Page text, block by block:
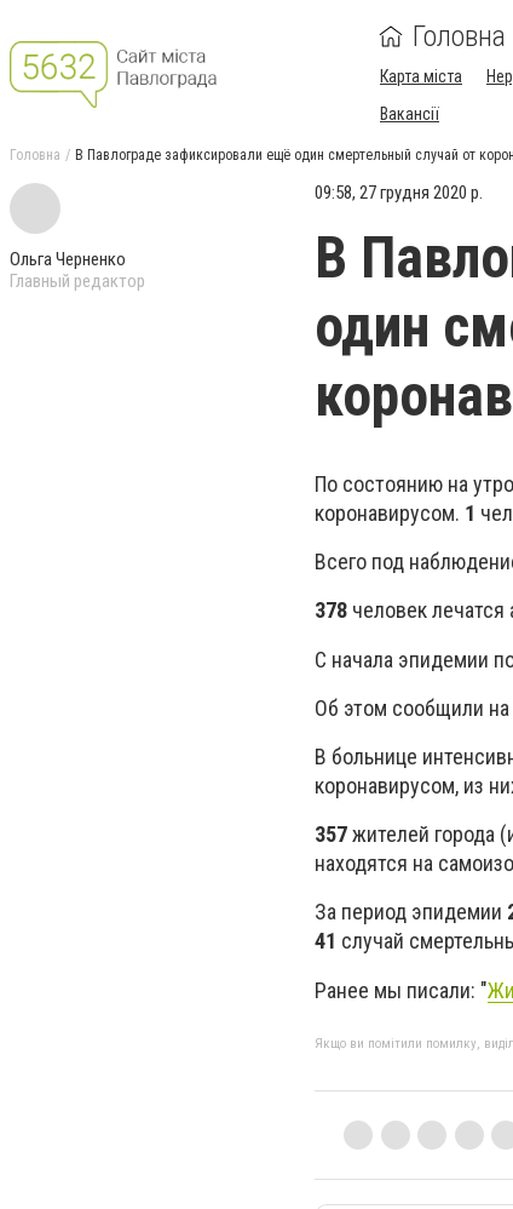
Головна
Карта міста
Вакансії
Головна В Павлограде зафиксировали ещё один смертельный случай от
Ольга Черненко
Главный редактор
09:58, 27 грудня 2020 р.
В
один
По состоянию на
коронавирусом. 1
Всего под
378 человек
С начала эпидемии
Об этом сообщили на
В больнице
коронавирусом, из
357жителей города
находятся на
За период эпидемии
41 случай
Ранее мы писали: "
Якщо ви помітили помилку,